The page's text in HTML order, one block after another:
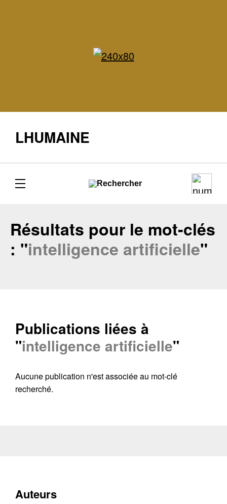
LHUMAINE
Résultats pour le mot-clés
: "intelligence artificielle"
Publications liées à
"intelligence artificielle"
Aucune publication n'est associée au mot-clé
recherché.
Auteurs